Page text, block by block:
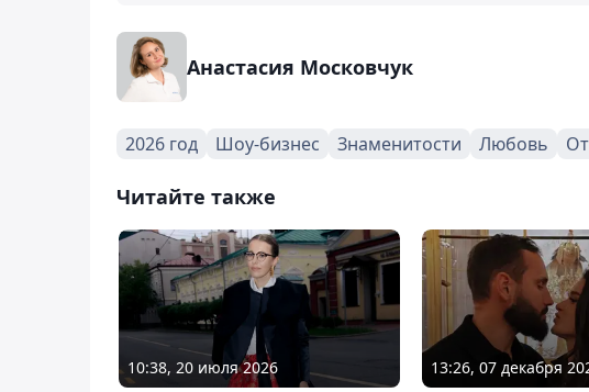
Анастасия Московчук
2026 год Шоу-бизнес Знаменитости Любовь
Читайте также
10:38, 20 июля 2026 13:26, 07 декабря